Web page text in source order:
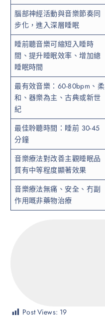
腦部神經活動與音樂節奏同
步化，進入深層睡眠
睡前聽音樂可縮短入睡時
間、提升睡眠效率、增加總
睡眠時間
最有效音樂：60-80bpm、柔
和、器樂為主、古典或新世
紀
最佳聆聽時間：睡前 30-45
分鐘
音樂療法對改善主觀睡眠品
質有中等程度顯著效果
音樂療法無痛、安全、冇副
作用嘅非藥物治療
Post Views: 19